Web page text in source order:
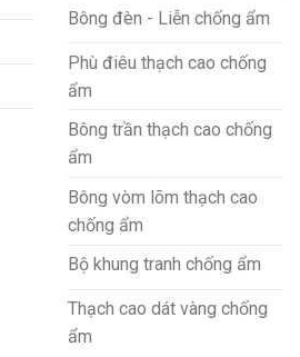
Bông đèn - Liễn chống ẩm
Phù điêu thạch cao chống
ẩm
Bông trần thạch cao chống
ẩm
Bông vòm lõm thạch cao
chống ẩm
Bộ khung tranh chống ẩm
Thạch cao dát vàng chống
ẩm